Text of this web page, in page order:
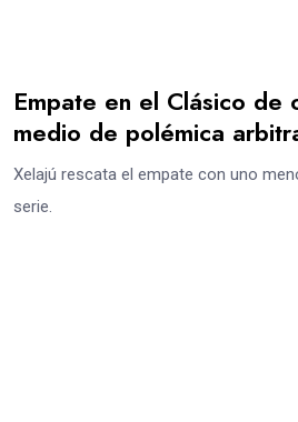
Empate en el Clásico de
medio de polémica
Xelajú rescata el empate con uno
serie.